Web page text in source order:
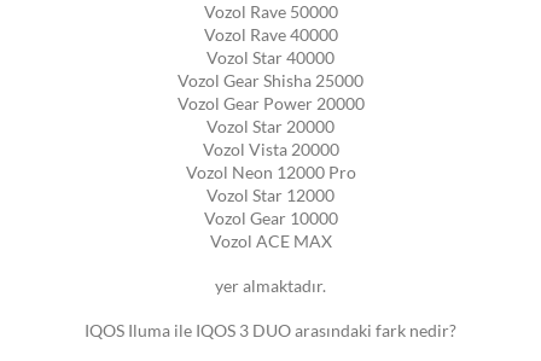
Vozol Rave 50000
Vozol Rave 40000
Vozol Star 40000
Vozol Gear Shisha 25000
Vozol Gear Power 20000
Vozol Star 20000
Vozol Vista 20000
Vozol Neon 12000 Pro
Vozol Star 12000
Vozol Gear 10000
Vozol ACE MAX
yer almaktadır.
IQOS Iluma ile IQOS 3 DUO arasındaki fark nedir?